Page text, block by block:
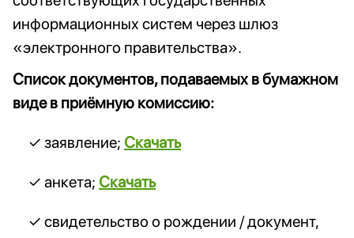
информационных систем через шлюз
«электронного правительства».
Список документов, подаваемых в бумажном
виде в приёмную комиссию:
заявление; Скачать
анкета; Скачать
свидетельство о рождении / документ,